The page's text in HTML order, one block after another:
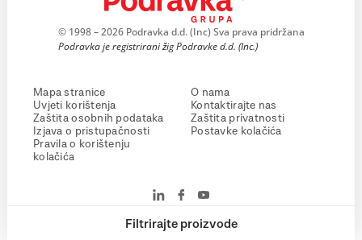
Filtrirajte proizvode
© 1998 – 2026 Podravka d.d. (Inc) Sva prava pridržana
Podravka je registrirani žig Podravke d.d. (Inc.)
Mapa stranice
Uvjeti korištenja
Zaštita osobnih podataka
Izjava o pristupačnosti
Pravila o korištenju
kolačića
O nama
Kontaktirajte nas
Zaštita privatnosti
Postavke kolačića